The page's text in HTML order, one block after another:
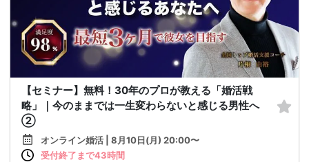
【セミナー】無料！30年のプロが教える「婚活戦
略」｜今のままでは一生変わらないと感じる男性へ
②
オンライン婚活 | 8月10日(月) 20:00〜
受付終了まで43時間